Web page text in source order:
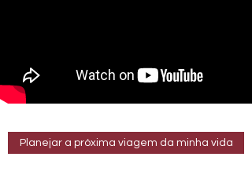
Planejar a próxima viagem da minha vida